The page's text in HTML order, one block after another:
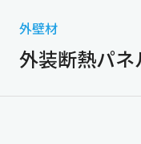
外壁材
外装断熱パ